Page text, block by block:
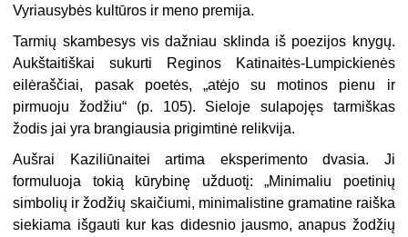
Vyriausybės kultūros ir meno premija.
Tarmių skambesys vis dažniau sklinda iš poezijos knygų.
Aukštaitiškai sukurti Reginos Katinaitės-Lumpickienės
eilėraščiai, pasak poetės, „atėjo su motinos pienu ir
pirmuoju žodžiu“ (p. 105). Sieloje sulapojęs tarmiškas
žodis jai yra brangiausia prigimtinė relikvija.
Aušrai Kaziliūnaitei artima eksperimento dvasia. Ji
formuluoja tokią kūrybinę užduotį: „Minimaliu poetinių
simbolių ir žodžių skaičiumi, minimalistine gramatine raiška
siekiama išgauti kur kas didesnio jausmo, anapus žodžių